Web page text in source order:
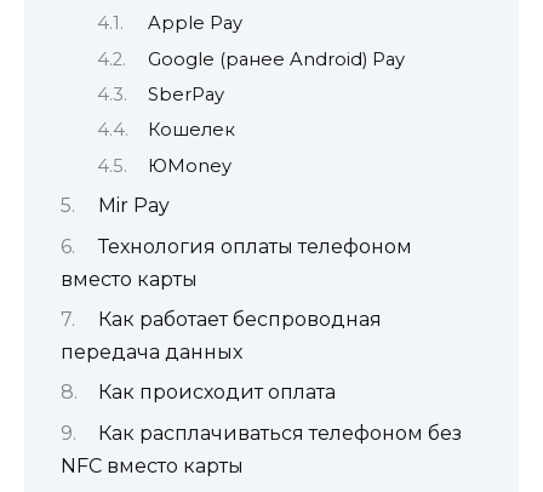
Apple Pay
Google (ранее Android) Pay
SberPay
Кошелек
ЮMoney
Mir Pay
Технология оплаты телефоном
вместо карты
Как работает беспроводная
передача данных
Как происходит оплата
Как расплачиваться телефоном без
NFC вместо карты